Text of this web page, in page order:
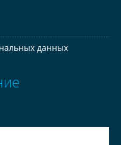
данных